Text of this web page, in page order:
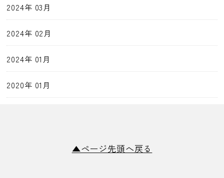
2024年 03月
2024年 02月
2024年 01月
2020年 01月
▲ページ先頭へ戻る